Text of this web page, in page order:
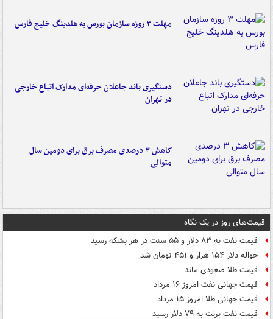
مهلت ۳ روزه سازمان بورس به هلدینگ خلیج فارس
دستگیری باند جاعلان حرفه‌ای مدارک اتباع خارجی
در تهران
کاهش ۳ درصدی مصرف برق برای دومین سال
متوالی
قیمت‌های روز در یک نگاه
قیمت نفت به ۸۳ دلار و ۵۵ سنت در هر بشکه رسید
حواله دلار ۱۵۴ هزار و ۴۵۱ تومان شد
قیمت طلا صعودی ماند
قیمت جهانی نفت امروز ۱۶ مرداد
قیمت جهانی طلا امروز ۱۵ مرداد
قیمت نفت برنت به ۷۹ دلار رسید